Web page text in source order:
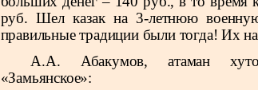
руб. Шел казак на 3-летнюю
правильные традиции были тогда! Их
А.А. Абакумов, атаман
«Замьянское»: